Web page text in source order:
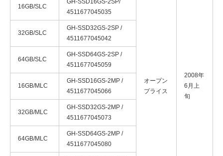
16GB/SLC
GH-SSD16GS-2SP/
4511677045035
オープン
プライス
2008年
6月上
旬
32GB/SLC
GH-SSD32GS-2SP /
4511677045042
64GB/SLC
GH-SSD64GS-2SP /
4511677045059
16GB/MLC
GH-SSD16GS-2MP /
4511677045066
32GB/MLC
GH-SSD32GS-2MP /
4511677045073
64GB/MLC
GH-SSD64GS-2MP /
4511677045080